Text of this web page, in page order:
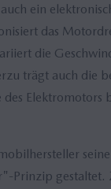
ein
das
die
trägt auch die
Elektromotors
Prinzip gestaltet.